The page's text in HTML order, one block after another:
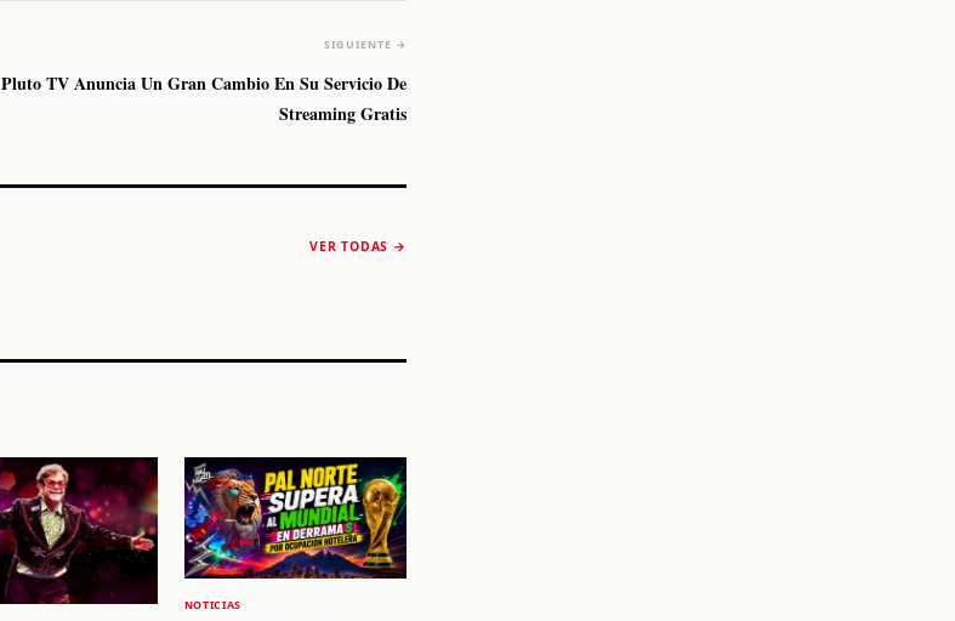
SIGUIENTE →
Pluto TV Anuncia Un Gran Cambio En Su Servicio De
Streaming Gratis
VER TODAS →
NOTICIAS